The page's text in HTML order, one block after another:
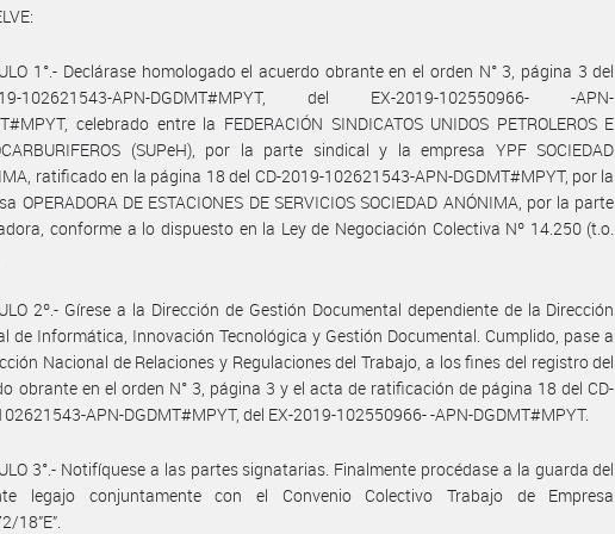
1°.- Declárase homologado el acuerdo obrante en el orden N° 3, página 3 del
102621543-APN-DGDMT#MPYT, del EX-2019-102550966- -APN-
celebrado entre la FEDERACIÓN SINDICATOS UNIDOS PETROLEROS E
(SUPeH), por la parte sindical y la empresa YPF SOCIEDAD
ratificado en la página 18 del CD-2019-102621543-APN-DGDMT#MPYT, por la
OPERADORA DE ESTACIONES DE SERVICIOS SOCIEDAD ANÓNIMA, por la parte
conforme a lo dispuesto en la Ley de Negociación Colectiva Nº 14.250 (t.o.
2º.- Gírese a la Dirección de Gestión Documental dependiente de la Dirección
de Informática, Innovación Tecnológica y Gestión Documental. Cumplido, pase a
Nacional de Relaciones y Regulaciones del Trabajo, a los fines del registro del
obrante en el orden N° 3, página 3 y el acta de ratificación de página 18 del CD-
APN-DGDMT#MPYT, del EX-2019-102550966- -APN-DGDMT#MPYT.
3°.- Notifíquese a las partes signatarias. Finalmente procédase a la guarda del
legajo conjuntamente con el Convenio Colectivo Trabajo de Empresa
18”E”.